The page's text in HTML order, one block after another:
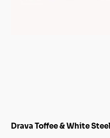
Drava Toffee & White Steel